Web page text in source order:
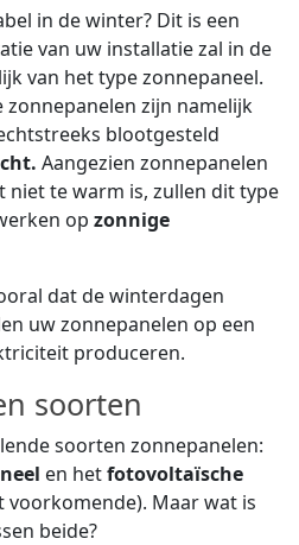
in de winter? Dit is een
van uw installatie zal in de
van het type zonnepaneel.
zijn namelijk
blootgesteld
Aangezien zonnepanelen
niet te warm is, zullen dit type
op zonnige
dat de winterdagen
uw zonnepanelen op een
produceren.
soorten
soorten zonnepanelen:
en hetfotovoltaïsche
voorkomende). Maar wat is
beide?